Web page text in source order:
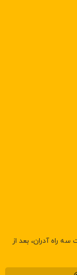
راه آدران، بعد از